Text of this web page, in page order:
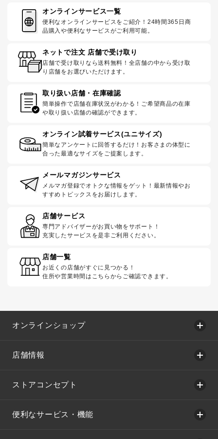
オンラインサービス一覧
便利なオンラインサービスをご紹介！24時間365日商
品購入や便利なサービスがご利用可能。
ネットで注文 店舗で受け取り
店舗で受け取りなら送料無料！全店舗の中から受け取
り店舗をお選びいただけます。
取り扱い店舗・在庫確認
簡単操作で店舗在庫状況がわかる！ご希望商品の在庫
や取り扱い店舗の確認ができます。
オンライン試着サービス(ユニサイズ)
簡単なアンケートに回答するだけ！お客さまの体型に
合った最適なサイズをご提案します。
メールマガジンサービス
メルマガ登録でオトクな情報をゲット！最新情報やお
すすめトピックスをお届けします。
店舗サービス
専門アドバイザーがお買い物をサポート！
充実したサービスを是非ご利用ください。
店舗一覧
お近くの店舗がすぐに見つかる！
住所や営業時間はこちらからご確認できます。
オンラインショップ
店舗情報
ストアコンセプト
便利なサービス・機能